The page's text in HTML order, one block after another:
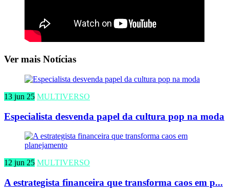
Ver mais Notícias
13 jun 25 MULTIVERSO
Especialista desvenda papel da cultura pop na moda
12 jun 25 MULTIVERSO
A estrategista financeira que transforma caos em p...